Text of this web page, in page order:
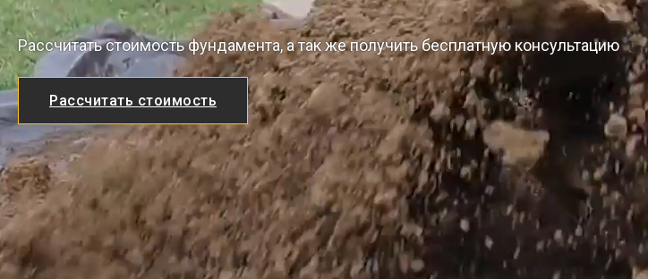
Рассчитать стоимость фундамента, а так же получить бесплатную консультацию
Рассчитать стоимость